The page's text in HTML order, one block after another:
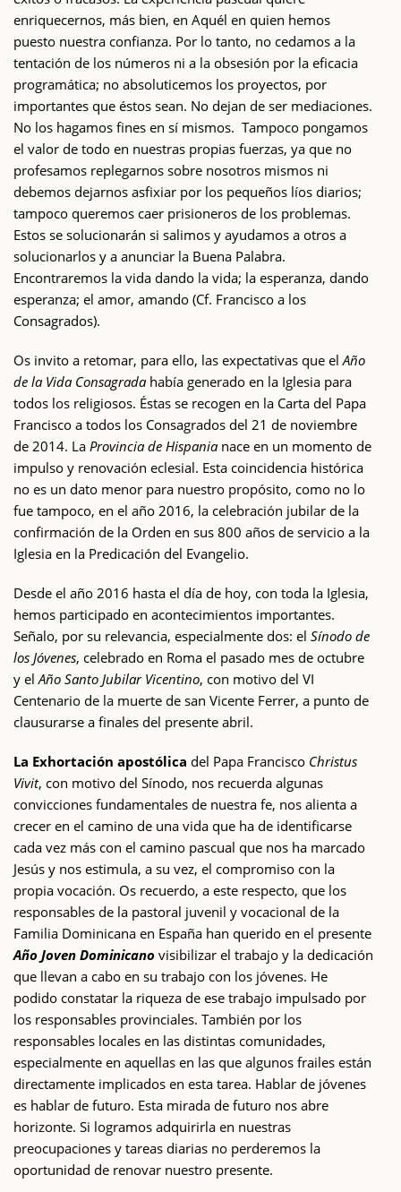
enriquecernos, más bien, en Aquél en quien hemos
puesto nuestra confianza. Por lo tanto, no cedamos a la
tentación de los números ni a la obsesión por la eficacia
programática; no absoluticemos los proyectos, por
importantes que éstos sean. No dejan de ser mediaciones.
No los hagamos fines en sí mismos. Tampoco pongamos
el valor de todo en nuestras propias fuerzas, ya que no
profesamos replegarnos sobre nosotros mismos ni
debemos dejarnos asfixiar por los pequeños líos diarios;
tampoco queremos caer prisioneros de los problemas.
Estos se solucionarán si salimos y ayudamos a otros a
solucionarlos y a anunciar la Buena Palabra.
Encontraremos la vida dando la vida; la esperanza, dando
esperanza; el amor, amando (Cf. Francisco a los
Consagrados).
Os invito a retomar, para ello, las expectativas que elAño
de la Vida Consagrada había generado en la Iglesia para
todos los religiosos. Éstas se recogen en la Carta del Papa
Francisco a todos los Consagrados del 21 de noviembre
de 2014. La Provincia de Hispanianace en un momento de
impulso y renovación eclesial. Esta coincidencia histórica
no es un dato menor para nuestro propósito, como no lo
fue tampoco, en el año 2016, la celebración jubilar de la
confirmación de la Orden en sus 800 años de servicio a la
Iglesia en la Predicación del Evangelio.
Desde el año 2016 hasta el día de hoy, con toda la Iglesia,
hemos participado en acontecimientos importantes.
Señalo, por su relevancia, especialmente dos: el Sínodo de
los Jóvenes, celebrado en Roma el pasado mes de octubre
y elAño Santo Jubilar Vicentino, con motivo del VI
Centenario de la muerte de san Vicente Ferrer, a punto de
clausurarse a finales del presente abril.
La Exhortación apostólica del Papa Francisco Christus
Vivit, con motivo del Sínodo, nos recuerda algunas
convicciones fundamentales de nuestra fe, nos alienta a
crecer en el camino de una vida que ha de identificarse
cada vez más con el camino pascual que nos ha marcado
Jesús y nos estimula, a su vez, el compromiso con la
propia vocación. Os recuerdo, a este respecto, que los
responsables de la pastoral juvenil y vocacional de la
Familia Dominicana en España han querido en el presente
Año Joven Dominicano visibilizar el trabajo y la dedicación
que llevan a cabo en su trabajo con los jóvenes. He
podido constatar la riqueza de ese trabajo impulsado por
los responsables provinciales. También por los
responsables locales en las distintas comunidades,
especialmente en aquellas en las que algunos frailes están
directamente implicados en esta tarea. Hablar de jóvenes
es hablar de futuro. Esta mirada de futuro nos abre
horizonte. Si logramos adquirirla en nuestras
preocupaciones y tareas diarias no perderemos la
oportunidad de renovar nuestro presente.